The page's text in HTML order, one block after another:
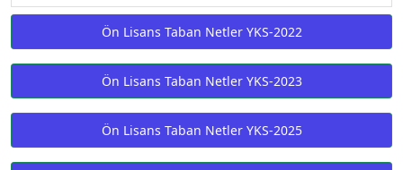
Ön Lisans Taban Netler YKS-2022
Ön Lisans Taban Netler YKS-2023
Ön Lisans Taban Netler YKS-2025